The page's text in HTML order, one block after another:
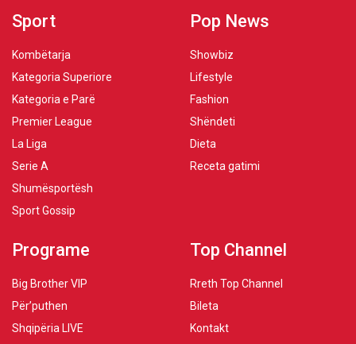
Sport
Kombëtarja
Kategoria Superiore
Kategoria e Parë
Premier League
La Liga
Serie A
Shumësportësh
Sport Gossip
Pop News
Showbiz
Lifestyle
Fashion
Shëndeti
Dieta
Receta gatimi
Programe
Big Brother VIP
Për’puthen
Shqipëria LIVE
Top Channel
Rreth Top Channel
Bileta
Kontakt